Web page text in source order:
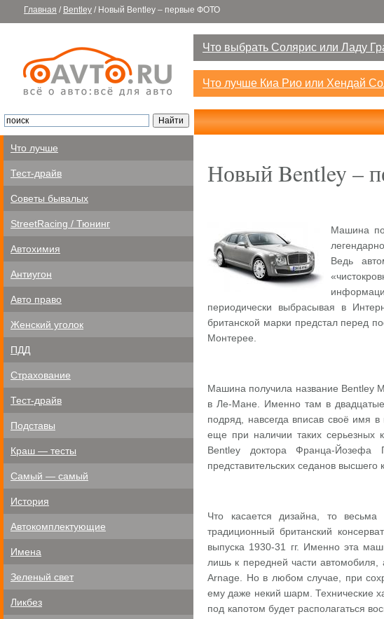
Главная / Bentley / Новый Bentley – первые ФОТО
Что выбрать Солярис или Ладу
Что лучше Киа Рио или Хендай
Что лучше
Тест-драйв
Советы бывалых
StreetRacing / Тюнинг
Автохимия
Антиугон
Авто право
Женский уголок
ПДД
Страхование
Тест-драйв
Подставы
Краш — тесты
Самый — самый
История
Автокомплектующие
Имена
Зеленый свет
Ликбез
Новый Bentley –
Машина
Ведь
периодически выбрасывая в
британской марки предстал перед
Монтерее.
Машина получила название Bentley
в Ле-Мане. Именно там в
подряд, навсегда вписав своё имя
еще при наличии таких серьезных
Bentley доктора Франца-Йозефа
представительских седанов высшего
Что касается дизайна, то
традиционный британский
выпуска 1930-31 гг. Именно эта
лишь к передней части
Arnage. Но в любом случае, при
ему даже некий шарм. Технические
под капотом будет располагаться